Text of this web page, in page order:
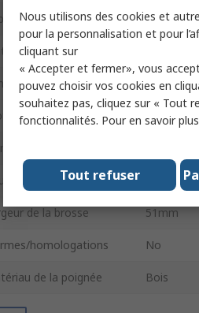
de la brosse
des poils 37mm
de la brosse 290mm
de rangées
de la poignée
de la brosse 51mm
homologations No
de la poignée Bois
Nous utilisons des cookies et
pour la personnalisation et pour
cliquant sur
« Accepter et fermer», vous
pouvez choisir vos cookies en
souhaitez pas, cliquez sur « Tout
fonctionnalités. Pour en savoir
Tout refuser